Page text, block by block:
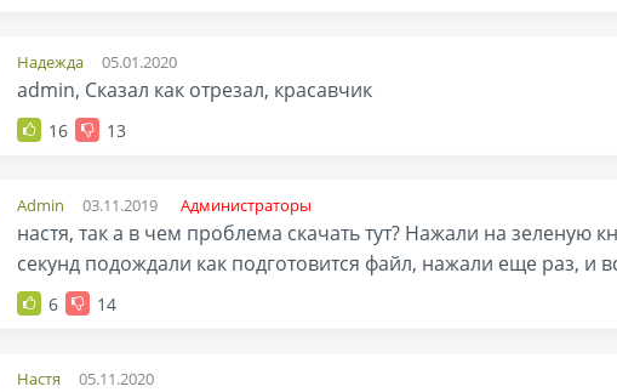
Надежда 05.01.2020
admin, Сказал как отрезал, красавчик
16 13
Admin 03.11.2019 Администраторы
настя, так а в чем проблема скачать тут? Нажали на зеленую
секунд подождали как подготовится файл, нажали еще раз, и
6 14
Настя 05.11.2020